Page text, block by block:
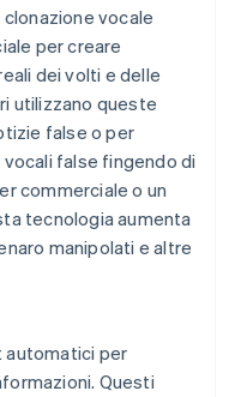
vocale
per creare
dei volti e delle
utilizzano queste
false o per
false fingendo di
commerciale o un
tecnologia aumenta
manipolati e altre
per
Questi